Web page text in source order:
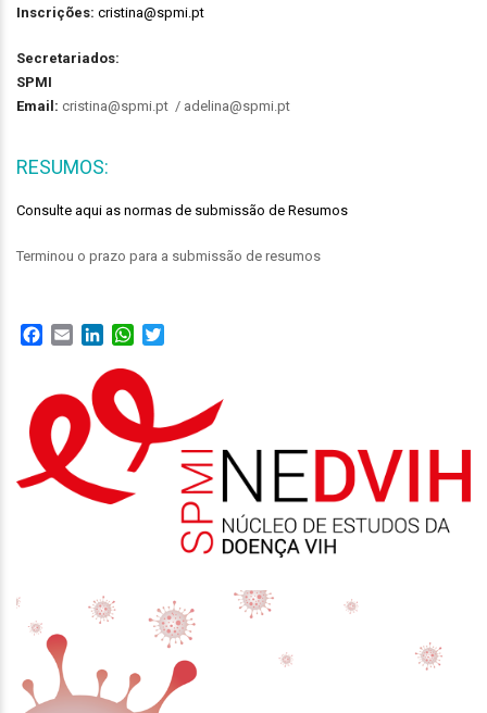
Inscrições: cristina@spmi.pt
Secretariados:
SPMI
Email: cristina@spmi.pt / adelina@spmi.pt
RESUMOS:
Consulte aqui as normas de submissão de Resumos
Terminou o prazo para a submissão de resumos
Facebook
Email LinkedInWhatsApp